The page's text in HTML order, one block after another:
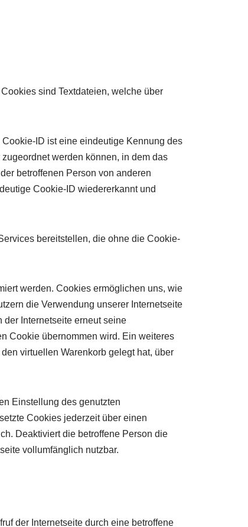
sind Textdateien, welche über
ID ist eine eindeutige Kennung des
werden können, in dem das
betroffenen Person von anderen
Cookie-ID wiedererkannt und
bereitstellen, die ohne die Cookie-
werden. Cookies ermöglichen uns, wie
die Verwendung unserer Internetseite
Internetseite erneut seine
Cookie übernommen wird. Ein weiteres
virtuellen Warenkorb gelegt hat, über
Einstellung des genutzten
Cookies jederzeit über einen
Deaktiviert die betroffene Person die
vollumfänglich nutzbar.
der Internetseite durch eine betroffene